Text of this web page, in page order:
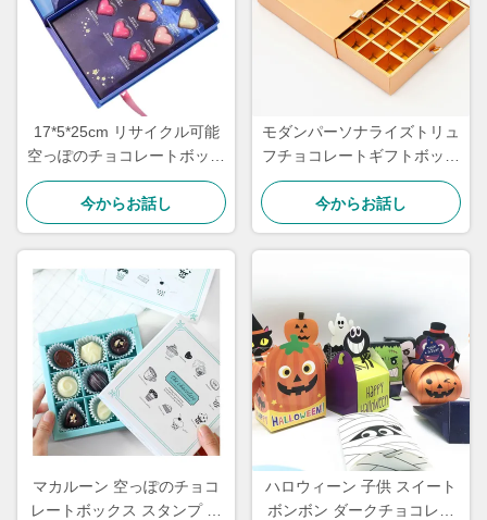
17*5*25cm リサイクル可能
空っぽのチョコレートボック
ス カスタム ドラワータイプ
紙板分割器
今からお話し
モダンパーソナライズトリュ
フチョコレートギフトボック
ス 紙製スライド引き出し
CMYK印刷
今からお話し
マカルーン 空っぽのチョコ
レートボックス スタンプ カ
ハロウィーン 子供 スイート
ボンボン ダークチョコレー